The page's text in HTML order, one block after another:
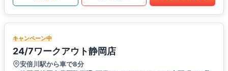
キャンペーン中
24/7ワークアウト静岡店
安倍川駅から車で8分